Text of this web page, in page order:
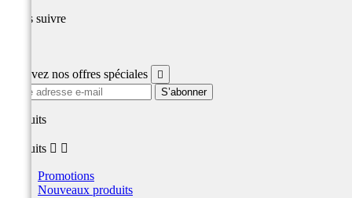
Nous suivre
Recevez nos offres spéciales 
produits
produits  
Promotions
Nouveaux produits